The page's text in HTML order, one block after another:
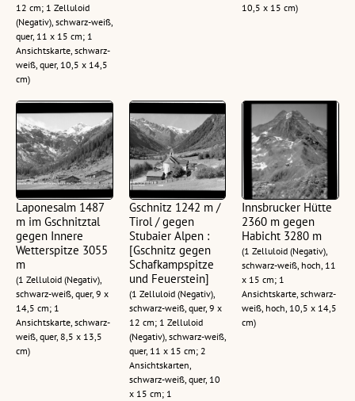
12 cm; 1 Zelluloid
(Negativ), schwarz-weiß,
quer, 11 x 15 cm; 1
Ansichtskarte, schwarz-
weiß, quer, 10,5 x 14,5
cm)
10,5 x 15 cm)
Laponesalm 1487
m im Gschnitztal
gegen Innere
Wetterspitze 3055
m
(1 Zelluloid (Negativ),
schwarz-weiß, quer, 9 x
14,5 cm; 1
Ansichtskarte, schwarz-
weiß, quer, 8,5 x 13,5
cm)
Gschnitz 1242 m /
Tirol / gegen
Stubaier Alpen :
[Gschnitz gegen
Schafkampspitze
und Feuerstein]
(1 Zelluloid (Negativ),
schwarz-weiß, quer, 9 x
12 cm; 1 Zelluloid
(Negativ), schwarz-weiß,
quer, 11 x 15 cm; 2
Ansichtskarten,
schwarz-weiß, quer, 10
x 15 cm; 1
Innsbrucker Hütte
2360 m gegen
Habicht 3280 m
(1 Zelluloid (Negativ),
schwarz-weiß, hoch, 11
x 15 cm; 1
Ansichtskarte, schwarz-
weiß, hoch, 10,5 x 14,5
cm)